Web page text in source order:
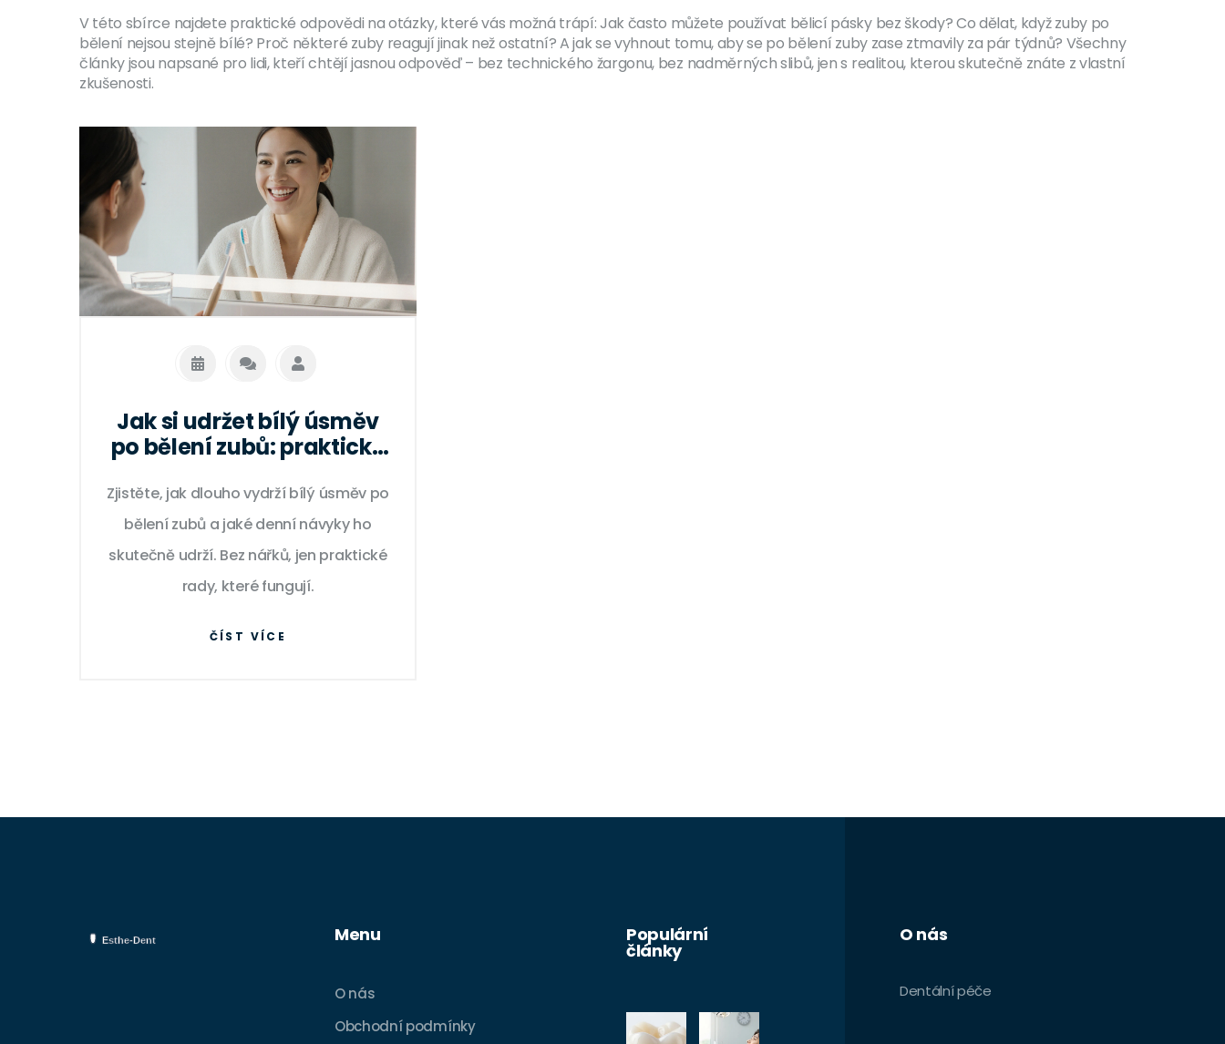
V této sbírce najdete praktické odpovědi na otázky, které vás možná trápí: Jak často můžete používat bělicí pásky bez škody? Co dělat, když zuby po
bělení nejsou stejně bílé? Proč některé zuby reagují jinak než ostatní? A jak se vyhnout tomu, aby se po bělení zuby zase ztmavily za pár týdnů? Všechny
články jsou napsané pro lidi, kteří chtějí jasnou odpověď – bez technického žargonu, bez nadměrných slibů, jen s realitou, kterou skutečně znáte z vlastní
zkušenosti.
Jak si udržet bílý úsměv
po bělení zubů: praktické
fungují
Zjistěte, jak dlouho vydrží bílý úsměv po
bělení zubů a jaké denní návyky ho
skutečně udrží. Bez nářků, jen praktické
rady, které fungují.
ČÍST VÍCE
Menu
O nás
Obchodní podmínky
Populární
články
O nás
Dentální péče